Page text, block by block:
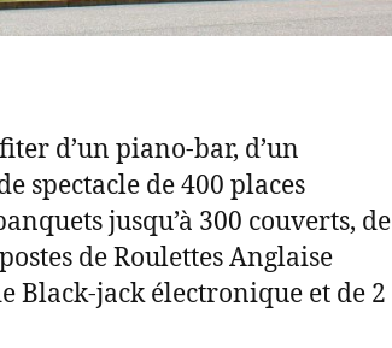
d’un piano-bar, d’un
spectacle de 400 places
jusqu’à 300 couverts, de
de Roulettes Anglaise
Black-jack électronique et de 2